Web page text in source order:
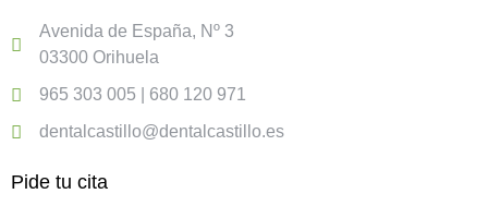
Avenida de España, Nº 3
03300 Orihuela
965 303 005 | 680 120 971
dentalcastillo@dentalcastillo.es
Pide tu cita